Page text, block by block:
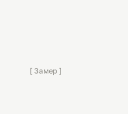
[ Замер ]